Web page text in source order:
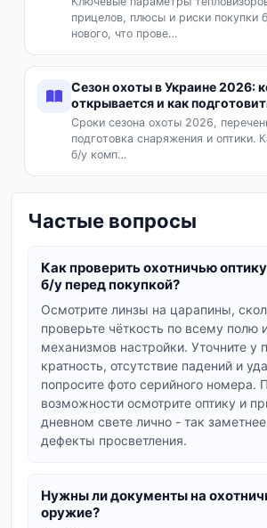
новому, а стоит заметно
вторичном рынке часто
которых уже нет в продаже:
оптика, разношенные ботинки,
манки. Опытный охотник нередко
арсенал и продаёт исправные
служили дальше. Покупка б/у -
способ собрать комплект под
если вы только начинаете.
Что можно купить на
охотничьей барахолке
В каталоге собрано всё для
выезду - от оптики до
разбито по подкатегориям,
нашли нужное. Ниже - основные
барахолки охотника.
Оптика и прицелы
прицел, бинокль или ночник
перепродаже, но не в качестве.
прицелов, плюсы и риски покупки
нового, что прове…
Сезон охоты в Украине 2026:
открывается и как
Сроки сезона охоты 2026,
подготовка снаряжения и оптики.
б/у комп…
Частые вопросы
Как проверить охотничью
б/у перед покупкой?
Осмотрите линзы на царапины,
проверьте чёткость по всему полю
механизмов настройки. Уточните у
кратность, отсутствие падений и
попросите фото серийного номера.
возможности осмотрите оптику и
дневном свете лично - так
дефекты просветления.
Нужны ли документы на
оружие?